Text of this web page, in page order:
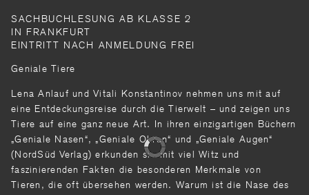
SACHBUCHLESUNG AB KLASSE 2
IN FRANKFURT
EINTRITT NACH ANMELDUNG FREI
Geniale Tiere
Lena Anlauf und Vitali Konstantinov nehmen uns mit auf
eine Entdeckungsreise durch die Tierwelt – und zeigen uns
Tiere auf eine ganz neue Art. In ihren einzigartigen Büchern
„Geniale Nasen“, „Geniale Ohren“ und „Geniale Augen“
(NordSüd Verlag) erkunden sie mit viel Witz und
faszinierenden Fakten die besonderen Merkmale von
Tieren, die oft übersehen werden. Warum ist die Nase des